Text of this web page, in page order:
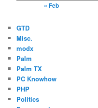
« Feb
GTD
Misc.
modx
Palm
Palm TX
PC Knowhow
PHP
Politics